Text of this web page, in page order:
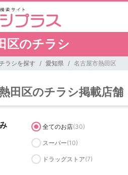
区のチラシ
ラシを探す 愛知県 名古屋市熱田区
田区のチラシ掲載店舗
全てのお店(30)
スーパー(10)
ドラッグストア(7)